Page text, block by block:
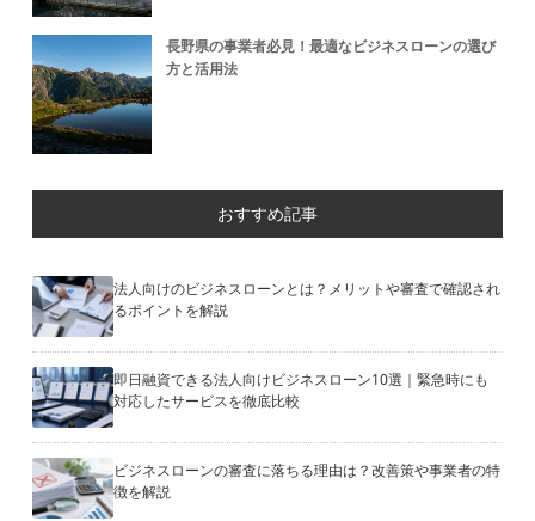
長野県の事業者必見！最適なビジネスローンの選び
方と活用法
おすすめ記事
法人向けのビジネスローンとは？メリットや審査で確認され
るポイントを解説
即日融資できる法人向けビジネスローン10選｜緊急時にも
対応したサービスを徹底比較
ビジネスローンの審査に落ちる理由は？改善策や事業者の特
徴を解説